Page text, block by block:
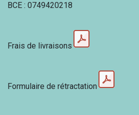
BCE : 0749420218
Frais de livraisons
Formulaire de rétractation